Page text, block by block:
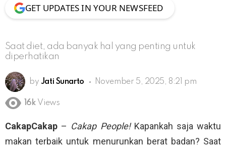
GET UPDATES IN YOUR NEWSFEED
Saat diet, ada banyak hal yang penting untuk
diperhatikan
by Jati Sunarto November 5, 2025, 8:21 pm
16k Views
CakapCakap – Cakap People! Kapankah saja waktu
makan terbaik untuk menurunkan berat badan? Saat